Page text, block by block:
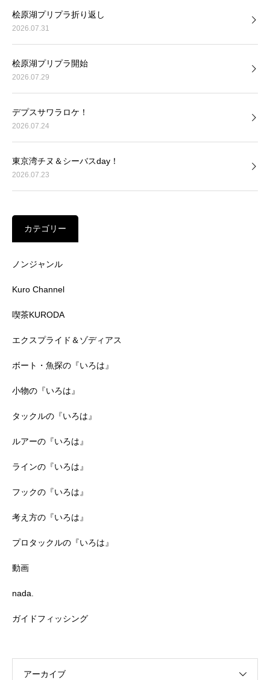
桧原湖プリプラ折り返し
2026.07.31
桧原湖プリプラ開始
2026.07.29
デプスサワラロケ！
2026.07.24
東京湾チヌ＆シーバスday！
2026.07.23
カテゴリー
ノンジャンル
Kuro Channel
喫茶KURODA
エクスプライド＆ゾディアス
ボート・魚探の『いろは』
小物の『いろは』
タックルの『いろは』
ルアーの『いろは』
ラインの『いろは』
フックの『いろは』
考え方の『いろは』
プロタックルの『いろは』
動画
nada.
ガイドフィッシング
アーカイブ